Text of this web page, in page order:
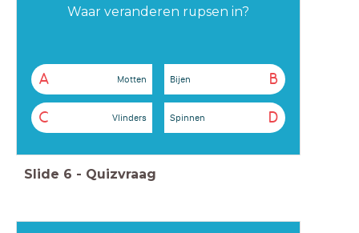
Waar veranderen rupsen in?
A Motten B
Bijen
C Vlinders D
Spinnen
Slide 6 - Quizvraag